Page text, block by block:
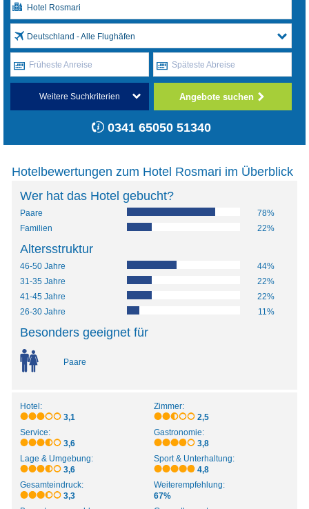
Deutschland - Alle Flughäfen
Früheste Anreise Späteste Abreise
Weitere Suchkriterien Angebote suchen
0341 65050 51340
Hotelbewertungen zum Hotel Rosmari im Überblick
Wer hat das Hotel gebucht?
Paare
78%
Familien
22%
Altersstruktur
46-50 Jahre
44%
31-35 Jahre
22%
41-45 Jahre
22%
26-30 Jahre
11%
Besonders geeignet für
Paare
Hotel:
3,1
Zimmer:
2,5
Service:
3,6
Gastronomie:
3,8
Lage & Umgebung:
3,6
Sport & Unterhaltung:
4,8
Gesamteindruck:
3,3
Weiterempfehlung:
67%